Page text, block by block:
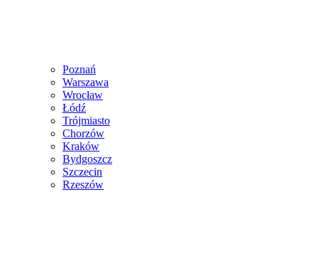
Poznań
Warszawa
Wrocław
Łódź
Trójmiasto
Chorzów
Kraków
Bydgoszcz
Szczecin
Rzeszów